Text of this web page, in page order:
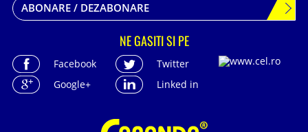
ABONARE / DEZABONARE
NE GASITI SI PE
Facebook
Twitter
Google+
Linked in